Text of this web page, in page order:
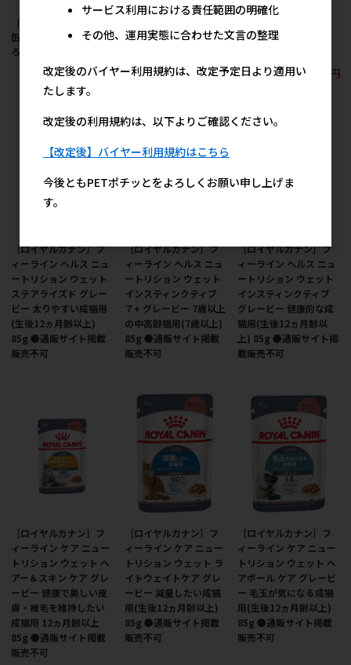
［アイシア］国産健康
缶パウチ水分補給まぐ
ろフレーク 40g
参考上代
157円
缶パウチ水分補給まぐ
参考上代 157円
缶パウチ水分補給まぐ
参考上代
157円
［ロイヤルカナン］フ
ィーライン ヘルス ニュ
ートリション ウェット
ステアライズド グレー
ビー 太りやすい成猫用
(生後12ヵ月齢以上)
85g ●通販サイト掲載
販売不可
［ロイヤルカナン］フ
ィーライン ヘルス ニュ
ートリション ウェット
インスティンクティブ
７+ グレービー 7歳以上
の中高齢猫用(7歳以上)
85g ●通販サイト掲載
販売不可
［ロイヤルカナン］フ
ィーライン ヘルス ニュ
ートリション ウェット
インスティンクティブ
グレービー 健康的な成
猫用(生後12ヵ月齢以
上) 85g ●通販サイト掲
載販売不可
［ロイヤルカナン］フ
ィーライン ケア ニュー
トリション ウェット ヘ
アー＆スキン ケア グレ
ービー 健康で美しい皮
膚・被毛を維持したい
成猫用 12ヵ月齢以上
85g ●通販サイト掲載
販売不可
［ロイヤルカナン］フ
ィーライン ケア ニュー
トリション ウェット ラ
イトウェイトケア グレ
ービー 減量したい成猫
用(生後12ヵ月齢以上)
85g ●通販サイト掲載
販売不可
［ロイヤルカナン］フ
ィーライン ケア ニュー
トリション ウェット ヘ
アボール ケア グレービ
ー 毛玉が気になる成猫
用(生後12ヵ月齢以上)
85g ●通販サイト掲載
販売不可
サービス利用における責任範囲の明確化
その他、運用実態に合わせた文言の整理
改定後のバイヤー利用規約は、改定予定日より適用い
たします。
改定後の利用規約は、以下よりご確認ください。
【改定後】バイヤー利用規約はこちら
今後ともPETポチッとをよろしくお願い申し上げま
す。